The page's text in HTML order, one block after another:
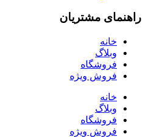
راهنمای مشتریان
خانه
وبلاگ
فروشگاه
فروش ویژه
خانه
وبلاگ
فروشگاه
فروش ویژه